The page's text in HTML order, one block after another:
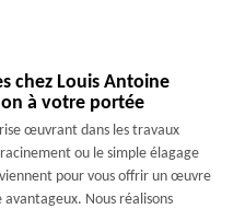
chez Louis Antoine
à votre portée
œuvrant dans les travaux
ou le simple élagage
pour vous offrir un œuvre
Nous réalisons